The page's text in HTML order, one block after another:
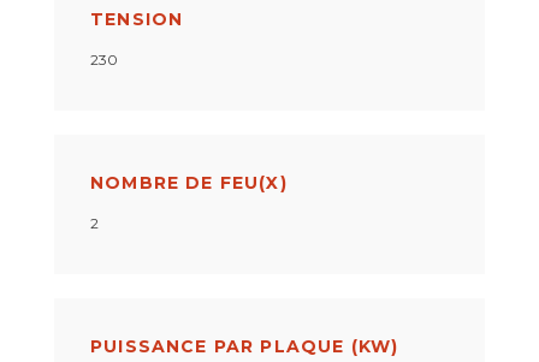
TENSION
230
NOMBRE DE FEU(X)
2
PUISSANCE PAR PLAQUE (KW)